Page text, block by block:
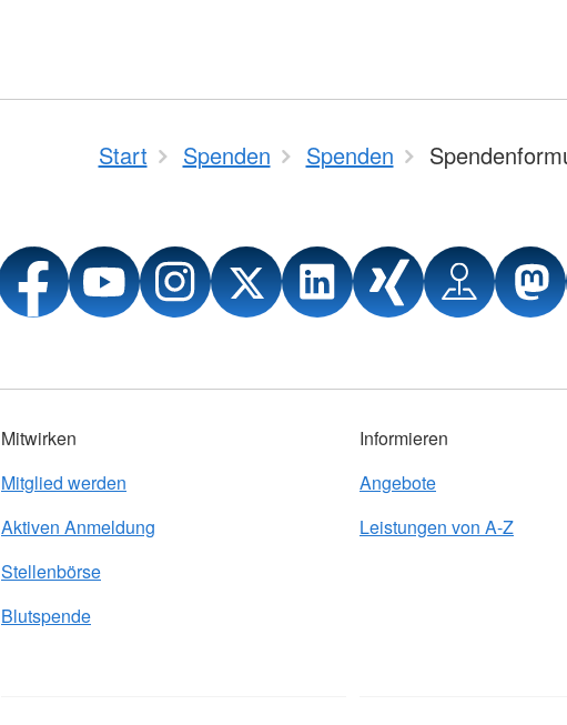
94469 Deggendorf
Start Spenden Spenden
Mitwirken
Mitglied werden
Aktiven Anmeldung
Stellenbörse
Blutspende
Informieren
Angebote
Leistungen von A-Z